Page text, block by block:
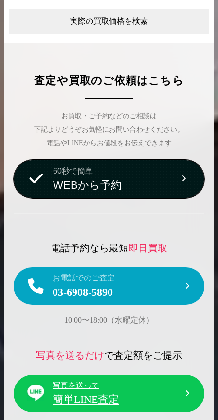
実際の買取価格を検索
査定や買取のご依頼はこちら
お買取・ご予約などのご相談は
下記よりどうぞお気軽にお問い合わせください。
電話やLINEからお値段をお伝えできます
60秒で簡単
WEBから予約
電話予約なら最短即日買取
お電話でのご査定
03-6908-5890
10:00〜18:00（水曜定休）
写真を送るだけで査定額をご提示
写真を送って
簡単LINE査定